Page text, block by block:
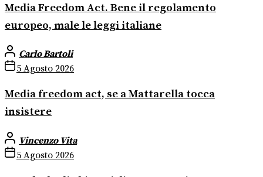
Media Freedom Act. Bene il regolamento
europeo, male le leggi italiane
Carlo Bartoli
5 Agosto 2026
Media freedom act, se a Mattarella tocca
insistere
Vincenzo Vita
5 Agosto 2026